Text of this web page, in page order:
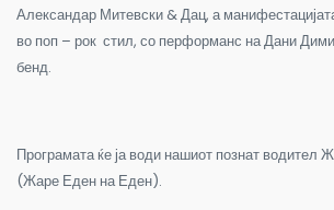
Александар Митевски&Дац, а
во поп – рок стил, со перформанс на Дани
бенд.
Програмата ќе ја води нашиот познат водител
(Жаре Еден на Еден).